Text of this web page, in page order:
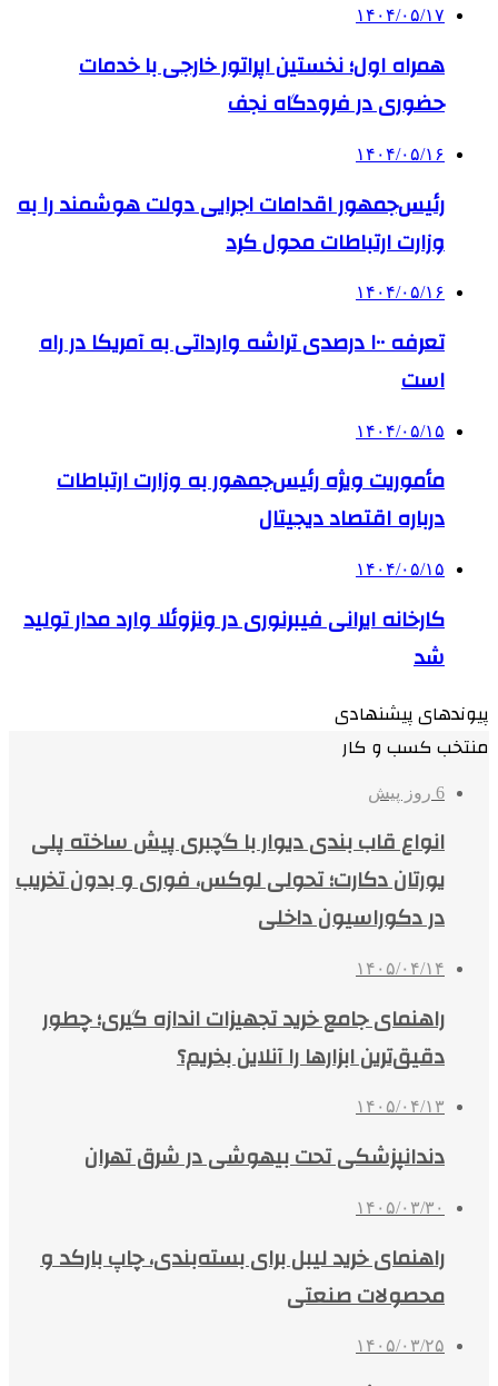
۱۴۰۴/۰۵/۱۷
همراه اول؛ نخستین اپراتور خارجی با خدمات
حضوری در فرودگاه نجف
۱۴۰۴/۰۵/۱۶
رئیس‌جمهور اقدامات اجرایی دولت هوشمند را به
وزارت ارتباطات محول کرد
۱۴۰۴/۰۵/۱۶
تعرفه ۱۰۰ درصدی تراشه وارداتی به آمریکا در راه
است
۱۴۰۴/۰۵/۱۵
مأموریت ویژه رئیس‌جمهور به وزارت ارتباطات
درباره اقتصاد دیجیتال
۱۴۰۴/۰۵/۱۵
کارخانه ایرانی فیبرنوری در ونزوئلا وارد مدار تولید
شد
پیوندهای پیشنهادی
منتخب کسب و کار
6 روز پیش
انواع قاب بندی دیوار با گچبری پیش ساخته پلی
یورتان دکارت؛ تحولی لوکس، فوری و بدون تخریب
در دکوراسیون داخلی
۱۴۰۵/۰۴/۱۴
راهنمای جامع خرید تجهیزات اندازه گیری؛ چطور
دقیق‌ترین ابزارها را آنلاین بخریم؟
۱۴۰۵/۰۴/۱۳
دندانپزشکی تحت بیهوشی در شرق تهران
۱۴۰۵/۰۳/۳۰
راهنمای خرید لیبل برای بسته‌بندی، چاپ بارکد و
محصولات صنعتی
۱۴۰۵/۰۳/۲۵